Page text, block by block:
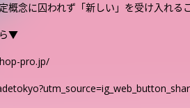
概念に囚われず「新しい」を受け入れる
▼
pro.jp/